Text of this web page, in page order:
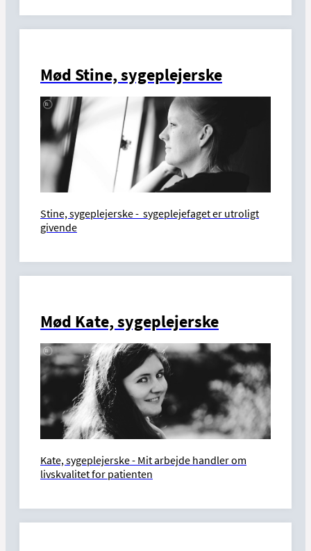
Mød Stine, sygeplejerske
Stine, sygeplejerske - sygeplejefaget er utroligt
givende
Mød Kate, sygeplejerske
Kate, sygeplejerske - Mit arbejde handler om
livskvalitet for patienten